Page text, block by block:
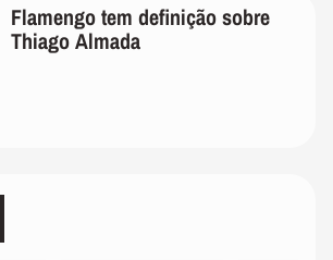
Flamengo tem definição sobre
Thiago Almada